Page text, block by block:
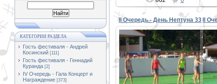
КАТЕГОРИИ РАЗДЕЛА
Гость фестиваля - Андрей
Косинский [111]
Гость фестиваля - Геннадий
Куранда [2]
IV Очередь - Гала Концерт и
Награждение [373]
II Очередь - День Нептуна 33
30.08.2015
PETER
II